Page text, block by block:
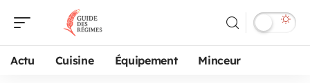
Actu Cuisine Équipement Minceur